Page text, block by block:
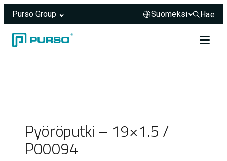
Purso Group
Hae
Hae
Pyöröputki – 19×1.5 /
P00094